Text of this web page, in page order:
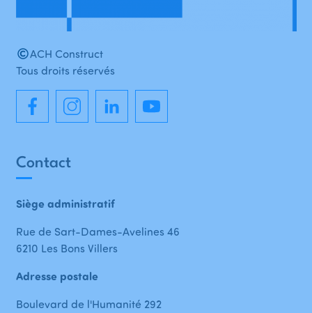
Contact
Siège administratif
Rue de Sart-Dames-Avelines 46
6210 Les Bons Villers
Adresse postale
Boulevard de l'Humanité 292
ACH Construct
Tous droits réservés